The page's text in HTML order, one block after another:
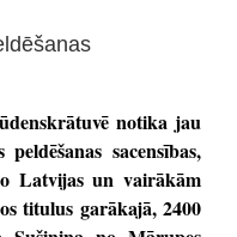
notika jau
sacensības,
Latvijas un vairākām
titulus garākajā, 2400